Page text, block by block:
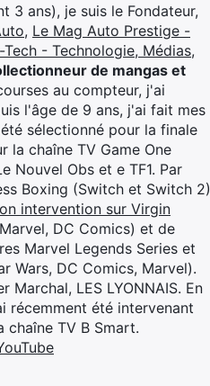
3 ans), je suis le Fondateur,
, Le Mag Auto Prestige -
- Technologie, Médias,
de mangas et
au compteur, j'ai
l'âge de 9 ans, j'ai fait mes
sélectionné pour la finale
la chaîne TV Game One
Nouvel Obs et e TF1. Par
Boxing (Switch et Switch 2)
intervention sur Virgin
DC Comics) et de
Marvel Legends Series et
Wars, DC Comics, Marvel).
LES LYONNAIS. En
récemment été intervenant
chaîne TV B Smart.